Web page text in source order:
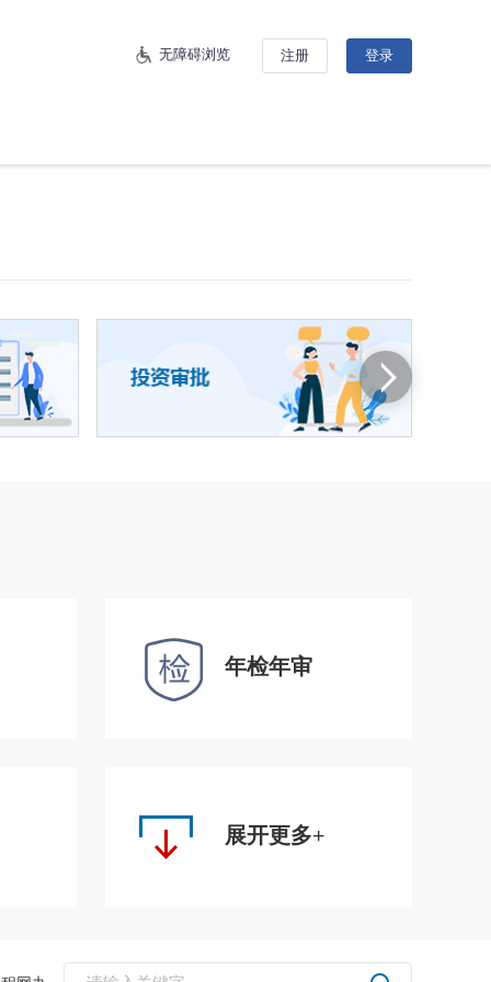
无障碍浏览 注册 登录
年检年审
展开更多+